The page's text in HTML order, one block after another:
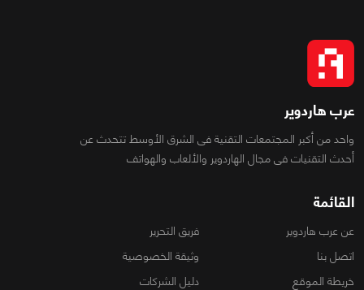
عرب هاردوير
واحد من أكبر المجتمعات التقنية فى الشرق الأوسط تتحدث عن
أحدث التقنيات فى مجال الهاردوير والألعاب والهواتف
القائمة
عن عرب هاردوير
فريق التحرير
اتصل بنا
وثيقة الخصوصية
خريطة الموقع
دليل الشركات